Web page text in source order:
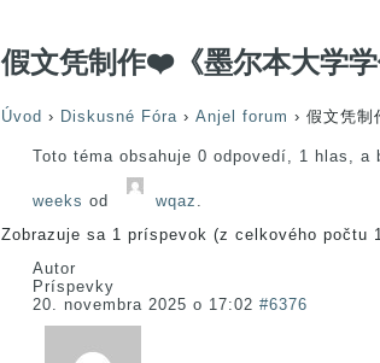
假文凭制作❤️《墨尔本大学
Úvod › Diskusné Fóra › Anjel forum › 假文凭制
Toto téma obsahuje 0 odpovedí, 1 hlas, a
weeks od wqaz .
Zobrazuje sa 1 príspevok (z celkového počtu
Autor
Príspevky
20. novembra 2025 o 17:02 #6376